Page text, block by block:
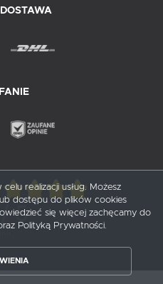
/ 5
realizacji usług. Możesz
dostępu do plików cookies
się więcej zachęcamy do
Polityką Prywatności.